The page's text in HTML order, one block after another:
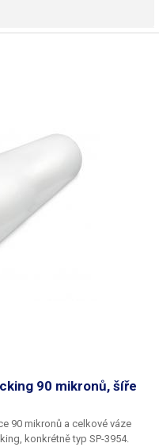
90 mikronů, šíře
90 mikronů a celkové váze
konkrétně typ SP-3954.